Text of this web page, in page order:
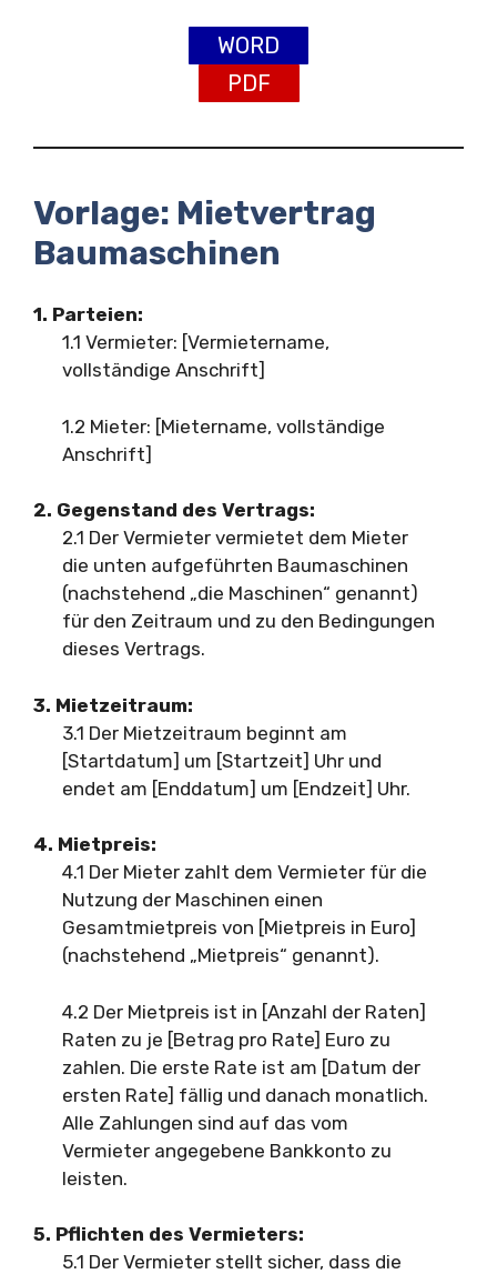
WORD
PDF
Vorlage: Mietvertrag
Baumaschinen
1. Parteien:
1.1 Vermieter: [Vermietername,
vollständige Anschrift]
1.2 Mieter: [Mietername, vollständige
Anschrift]
2. Gegenstand des Vertrags:
2.1 Der Vermieter vermietet dem Mieter
die unten aufgeführten Baumaschinen
(nachstehend „die Maschinen“ genannt)
für den Zeitraum und zu den Bedingungen
dieses Vertrags.
3. Mietzeitraum:
3.1 Der Mietzeitraum beginnt am
[Startdatum] um [Startzeit] Uhr und
endet am [Enddatum] um [Endzeit] Uhr.
4. Mietpreis:
4.1 Der Mieter zahlt dem Vermieter für die
Nutzung der Maschinen einen
Gesamtmietpreis von [Mietpreis in Euro]
(nachstehend „Mietpreis“ genannt).
4.2 Der Mietpreis ist in [Anzahl der Raten]
Raten zu je [Betrag pro Rate] Euro zu
zahlen. Die erste Rate ist am [Datum der
ersten Rate] fällig und danach monatlich.
Alle Zahlungen sind auf das vom
Vermieter angegebene Bankkonto zu
leisten.
5. Pflichten des Vermieters:
5.1 Der Vermieter stellt sicher, dass die